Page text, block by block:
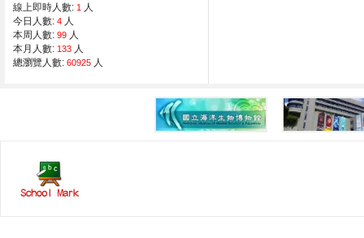
線上即時人數: 1 人
今日人數: 4 人
本周人數: 99 人
本月人數: 133 人
總瀏覽人數: 60925 人